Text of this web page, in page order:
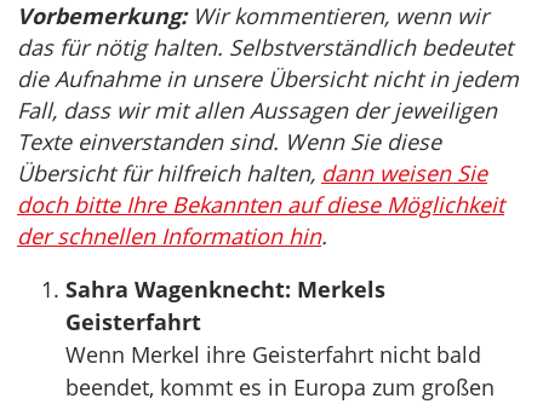
Vorbemerkung:Wir kommentieren, wenn wir
das für nötig halten. Selbstverständlich bedeutet
die Aufnahme in unsere Übersicht nicht in jedem
Fall, dass wir mit allen Aussagen der jeweiligen
Texte einverstanden sind. Wenn Sie diese
Übersicht für hilfreich halten, dann weisen Sie
doch bitte Ihre Bekannten auf diese Möglichkeit
der schnellen Information hin.
Sahra Wagenknecht: Merkels
Geisterfahrt
Wenn Merkel ihre Geisterfahrt nicht bald
beendet, kommt es in Europa zum großen